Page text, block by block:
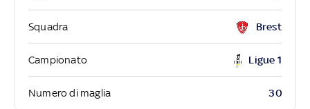
Squadra Brest
Campionato Ligue 1
Numero di maglia 30